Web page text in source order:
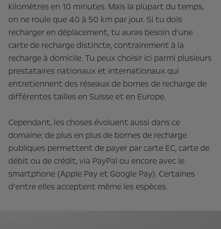
kilomètres en 10 minutes. Mais la plupart du temps,
on ne roule que 40 à 50 km par jour. Si tu dois
recharger en déplacement, tu auras besoin d’une
carte de recharge distincte, contrairement à la
recharge à domicile. Tu peux choisir ici parmi plusieurs
prestataires nationaux et internationaux qui
entretiennent des réseaux de bornes de recharge de
différentes tailles en Suisse et en Europe.
Cependant, les choses évoluent aussi dans ce
domaine: de plus en plus de bornes de recharge
publiques permettent de payer par carte EC, carte de
débit ou de crédit, via PayPal ou encore avec le
smartphone (Apple Pay et Google Pay). Certaines
d’entre elles acceptent même les espèces.